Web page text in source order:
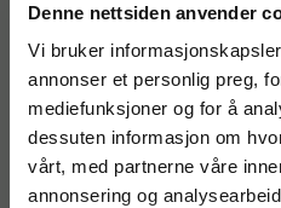
Denne nettsiden anvender
Vi bruker
annonser et personlig preg,
mediefunksjoner og for å
dessuten informasjon om
vårt, med partnerne våre
annonsering og
Vi tipser
Te TWININGS
1-2 dager